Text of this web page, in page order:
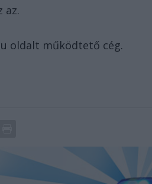
az.
oldalt működtető cég.